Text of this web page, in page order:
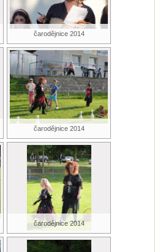
čarodějnice 2014
čarodějnice 2014
čarodějnice 2014